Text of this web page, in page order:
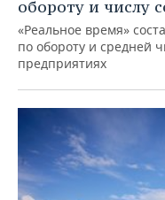
обороту и числу
«Реальное время»
по обороту и средней
предприятиях